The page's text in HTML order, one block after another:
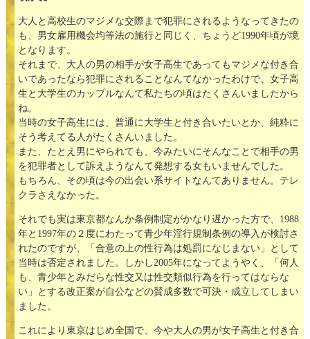
大人と高校生のマジメな交際まで犯罪にされるようなってきたの
も、男女雇用機会均等法の施行と同じく、ちょうど1990年頃が境
となります。
それまで、大人の男の相手が女子高生であってもマジメな付き合
いであったなら犯罪にされることなんてなかったわけで、女子高
生と大学生のカップルなんて私たちの頃はたくさんいましたから
ね。
当時の女子高生には、普通に大学生と付き合いたいとか、純粋に
そう考えてる人がたくさんいました。
また、たとえ男にやられても、今みたいにそんなことで相手の男
を犯罪者として訴えようなんて発想する女もいませんでした。
もちろん、その頃は今の出会い系サイトなんてありません。テレ
クラさえなかった。
それでも実は東京都なんか条例制定がかなり遅かった方で、1988
年と1997年の２度にわたって青少年淫行規制条例の導入が検討さ
れたのですが、「合意の上の性行為は処罰になじまない」として
当時は否定されました。しかし2005年になってようやく、「何人
も、青少年とみだらな性交又は性交類似行為を行ってはならな
い」とする改正案が自公などの賛成多数で可決・成立してしまい
ました。
これにより東京はじめ全国で、今や大人の男が女子高生と付き合